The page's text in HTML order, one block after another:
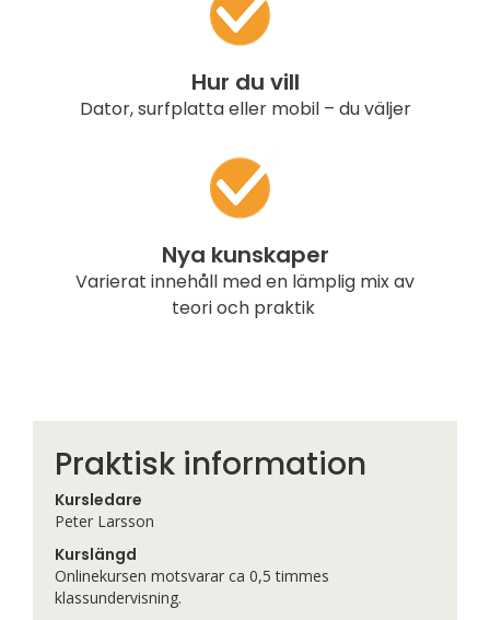
Hur du vill
Dator, surfplatta eller mobil – du väljer
Nya kunskaper
Varierat innehåll med en lämplig mix av
teori och praktik
Praktisk information
Kursledare
Peter Larsson
Kurslängd
Onlinekursen motsvarar ca 0,5 timmes
klassundervisning.